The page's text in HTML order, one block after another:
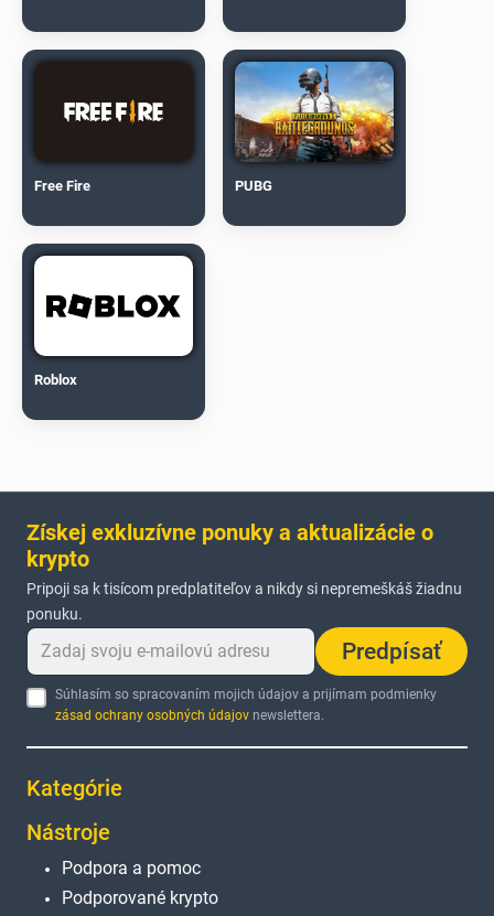
Free Fire PUBG
Roblox
Získej exkluzívne ponuky a aktualizácie o
krypto
Pripoji sa k tisícom predplatiteľov a nikdy si nepremeškáš žiadnu
ponuku.
Predpísať
Súhlasím so spracovaním mojich údajov a prijímam podmienky
zásad ochrany osobných údajov newslettera.
Kategórie
Nástroje
Podpora a pomoc
Podporované krypto